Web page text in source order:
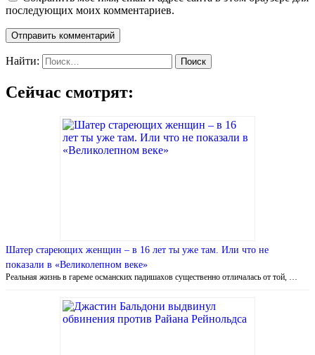
последующих моих комментариев.
Найти:
Сейчас смотрят:
Шатер стареющих женщин – в 16 лет ты уже там. Или что не
показали в «Великолепном веке»
Реальная жизнь в гареме османских падишахов существенно отличалась от той, …